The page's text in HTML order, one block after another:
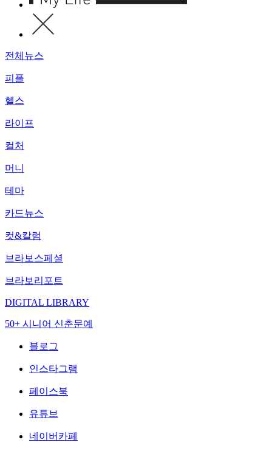
전체뉴스
피플
헬스
라이프
컬처
머니
테마
카드뉴스
컷&칼럼
브라보스페셜
브라보리포트
DIGITAL LIBRARY
50+ 시니어 신춘문예
블로그
인스타그램
페이스북
유튜브
네이버카페